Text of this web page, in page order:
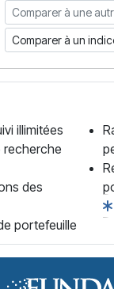
Comparer à une
Comparer à un
illimitées
recherche
des
portefeuille
Accueil